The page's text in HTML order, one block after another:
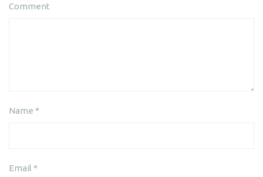
Comment
Name *
Email *